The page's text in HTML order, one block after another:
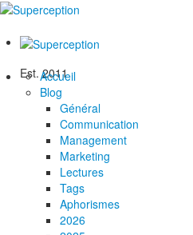
Est. 2011
Accueil
Blog
Général
Communication
Management
Marketing
Lectures
Tags
Aphorismes
2026